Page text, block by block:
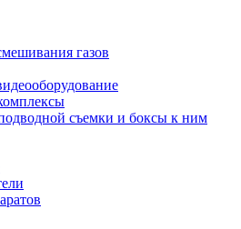
газов
съемки и боксы к ним